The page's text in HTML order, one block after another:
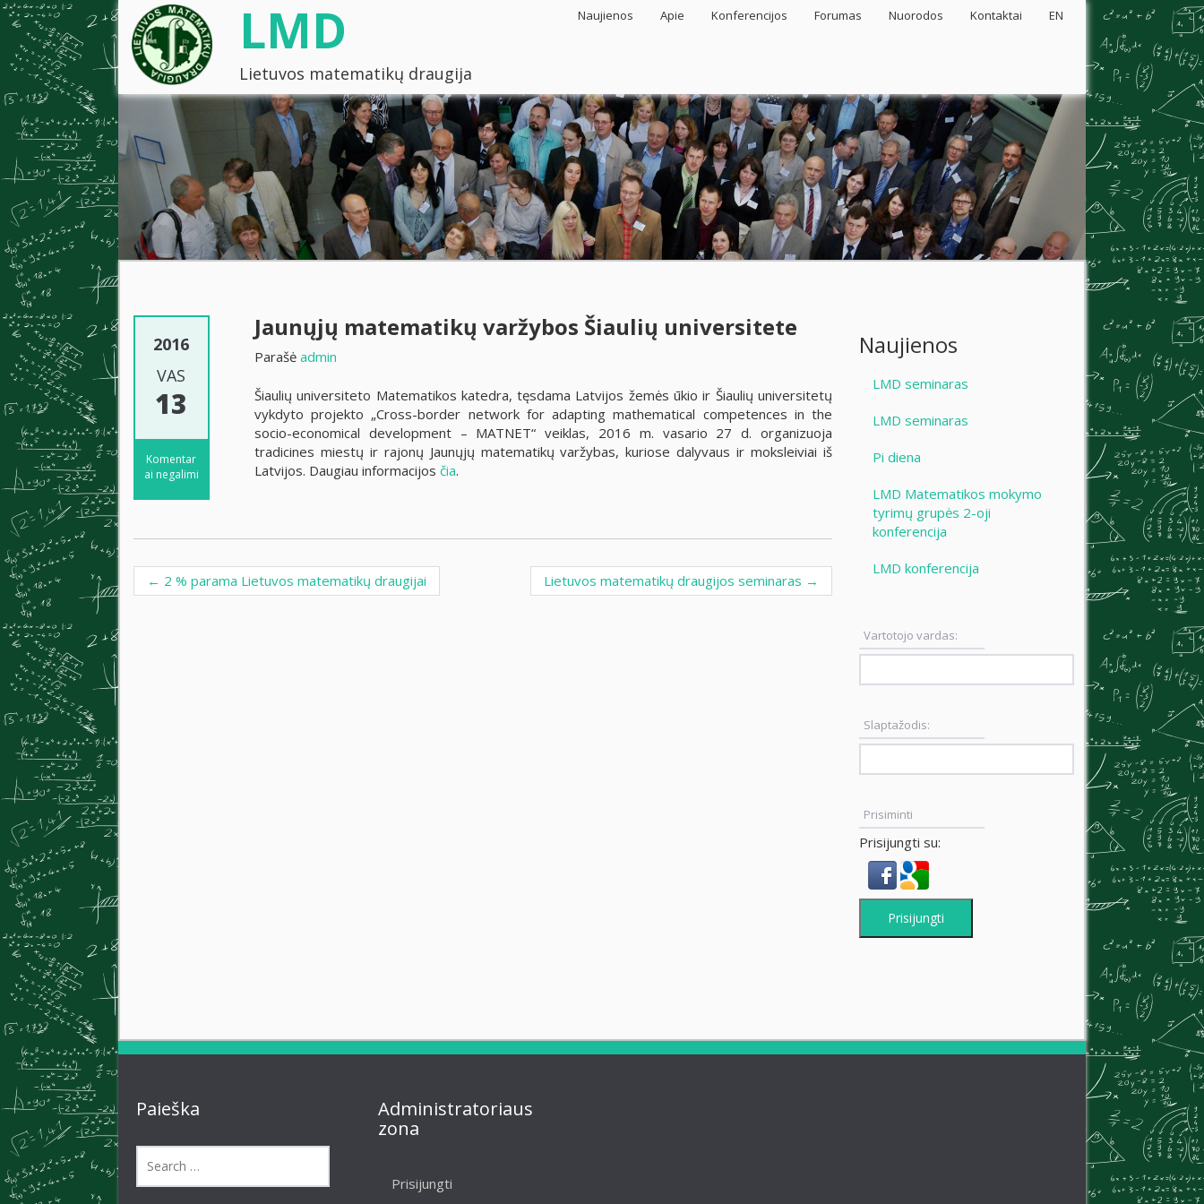
LMD
Lietuvos matematikų draugija
Naujienos Apie Konferencijos Forumas Nuorodos Kontaktai EN
2016
VAS
13
Komentar
ai negalimi
Jaunųjų matematikų varžybos Šiaulių universitete
Parašė admin
Šiaulių universiteto Matematikos katedra, tęsdama Latvijos žemės ūkio ir Šiaulių universitetų
vykdyto projekto „Cross-border network for adapting mathematical competences in the
socio-economical development – MATNET“ veiklas, 2016 m. vasario 27 d. organizuoja
tradicines miestų ir rajonų Jaunųjų matematikų varžybas, kuriose dalyvaus ir moksleiviai iš
Latvijos. Daugiau informacijos čia.
Post navigation
← 2 % parama Lietuvos matematikų draugijai Lietuvos matematikų draugijos seminaras →
Naujienos
LMD seminaras
LMD seminaras
Pi diena
LMD Matematikos mokymo
tyrimų grupės 2-oji
konferencija
LMD konferencija
Vartotojo vardas:
Slaptažodis:
Prisiminti
Prisijungti su:
Prisijungti
Paieška
Administratoriaus
zona
Prisijungti